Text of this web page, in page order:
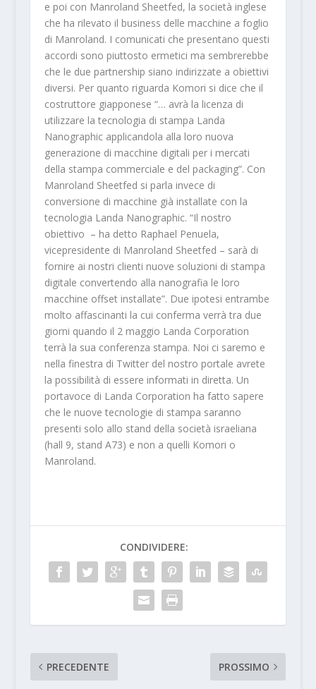
e poi con Manroland Sheetfed, la società inglese
che ha rilevato il business delle macchine a foglio
di Manroland. I comunicati che presentano questi
accordi sono piuttosto ermetici ma sembrerebbe
che le due partnership siano indirizzate a obiettivi
diversi. Per quanto riguarda Komori si dice che il
costruttore giapponese “… avrà la licenza di
utilizzare la tecnologia di stampa Landa
Nanographic applicandola alla loro nuova
generazione di macchine digitali per i mercati
della stampa commerciale e del packaging”. Con
Manroland Sheetfed si parla invece di
conversione di macchine già installate con la
tecnologia Landa Nanographic. “Il nostro
obiettivo – ha detto Raphael Penuela,
vicepresidente di Manroland Sheetfed – sarà di
fornire ai nostri clienti nuove soluzioni di stampa
digitale convertendo alla nanografia le loro
macchine offset installate”. Due ipotesi entrambe
molto affascinanti la cui conferma verrà tra due
giorni quando il 2 maggio Landa Corporation
terrà la sua conferenza stampa. Noi ci saremo e
nella finestra di Twitter del nostro portale avrete
la possibilità di essere informati in diretta. Un
portavoce di Landa Corporation ha fatto sapere
che le nuove tecnologie di stampa saranno
presenti solo allo stand della società israeliana
(hall 9, stand A73) e non a quelli Komori o
Manroland.
CONDIVIDERE:
PRECEDENTE PROSSIMO